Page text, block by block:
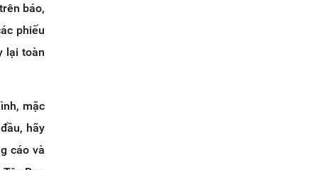
báo,
phiếu
lại toàn
mặc
hãy
cáo và